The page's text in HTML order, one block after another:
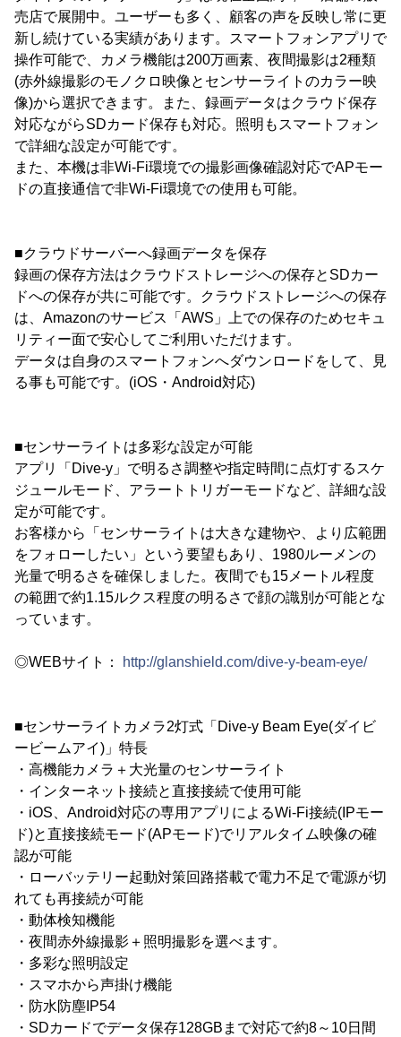
売店で展開中。ユーザーも多く、顧客の声を反映し常に更
新し続けている実績があります。スマートフォンアプリで
操作可能で、カメラ機能は200万画素、夜間撮影は2種類
(赤外線撮影のモノクロ映像とセンサーライトのカラー映
像)から選択できます。また、録画データはクラウド保存
対応ながらSDカード保存も対応。照明もスマートフォン
で詳細な設定が可能です。
また、本機は非Wi-Fi環境での撮影画像確認対応でAPモー
ドの直接通信で非Wi-Fi環境での使用も可能。
■クラウドサーバーへ録画データを保存
録画の保存方法はクラウドストレージへの保存とSDカー
ドへの保存が共に可能です。クラウドストレージへの保存
は、Amazonのサービス「AWS」上での保存のためセキュ
リティー面で安心してご利用いただけます。
データは自身のスマートフォンへダウンロードをして、見
る事も可能です。(iOS・Android対応)
■センサーライトは多彩な設定が可能
アプリ「Dive-y」で明るさ調整や指定時間に点灯するスケ
ジュールモード、アラートトリガーモードなど、詳細な設
定が可能です。
お客様から「センサーライトは大きな建物や、より広範囲
をフォローしたい」という要望もあり、1980ルーメンの
光量で明るさを確保しました。夜間でも15メートル程度
の範囲で約1.15ルクス程度の明るさで顔の識別が可能とな
っています。
◎WEBサイト： http://glanshield.com/dive-y-beam-eye/
■センサーライトカメラ2灯式「Dive-y Beam Eye(ダイビ
ービームアイ)」特長
・高機能カメラ＋大光量のセンサーライト
・インターネット接続と直接接続で使用可能
・iOS、Android対応の専用アプリによるWi-Fi接続(IPモー
ド)と直接接続モード(APモード)でリアルタイム映像の確
認が可能
・ローバッテリー起動対策回路搭載で電力不足で電源が切
れても再接続が可能
・動体検知機能
・夜間赤外線撮影＋照明撮影を選べます。
・多彩な照明設定
・スマホから声掛け機能
・防水防塵IP54
・SDカードでデータ保存128GBまで対応で約8～10日間